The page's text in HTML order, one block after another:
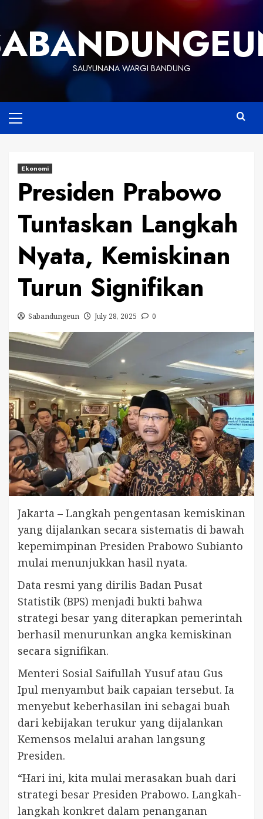
content
SAUYUNANA WARGI BANDUNG
Menu
Ekonomi
Presiden Prabowo
Tuntaskan Langkah
Nyata, Kemiskinan
Turun Signifikan
Sabandungeun July 28, 2025 0
Jakarta – Langkah pengentasan kemiskinan
yang dijalankan secara sistematis di bawah
kepemimpinan Presiden Prabowo Subianto
mulai menunjukkan hasil nyata.
Data resmi yang dirilis Badan Pusat
Statistik (BPS) menjadi bukti bahwa
strategi besar yang diterapkan pemerintah
berhasil menurunkan angka kemiskinan
secara signifikan.
Menteri Sosial Saifullah Yusuf atau Gus
Ipul menyambut baik capaian tersebut. Ia
menyebut keberhasilan ini sebagai buah
dari kebijakan terukur yang dijalankan
Kemensos melalui arahan langsung
Presiden.
“Hari ini, kita mulai merasakan buah dari
strategi besar Presiden Prabowo. Langkah-
langkah konkret dalam penanganan